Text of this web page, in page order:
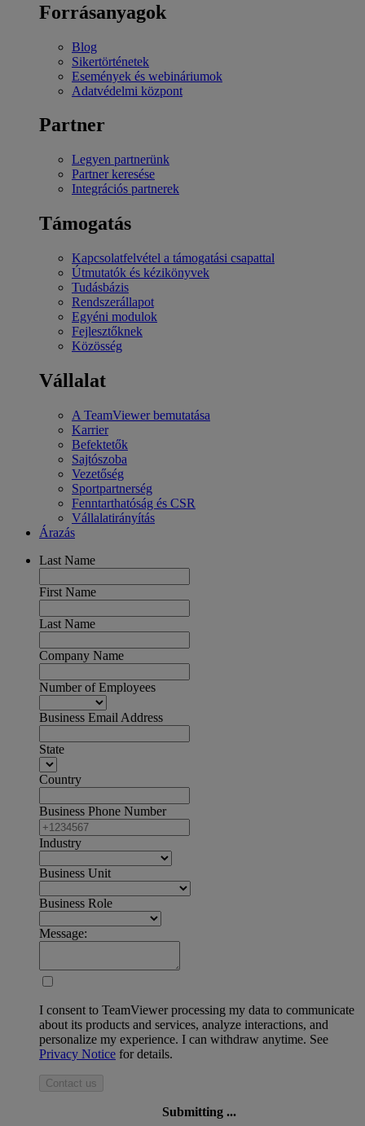
Forrásanyagok
Blog
Sikertörténetek
Események és webináriumok
Adatvédelmi központ
Partner
Legyen partnerünk
Partner keresése
Integrációs partnerek
Támogatás
Kapcsolatfelvétel a támogatási csapattal
Útmutatók és kézikönyvek
Tudásbázis
Rendszerállapot
Egyéni modulok
Fejlesztőknek
Közösség
Vállalat
A TeamViewer bemutatása
Karrier
Befektetők
Sajtószoba
Vezetőség
Sportpartnerség
Fenntarthatóság és CSR
Vállalatirányítás
Árazás
Last Name
First Name
Last Name
Company Name
Number of Employees
Business Email Address
State
Country
Business Phone Number
Industry
Business Unit
Business Role
Message:
I consent to TeamViewer processing my data to communicate
about its products and services, analyze interactions, and
personalize my experience. I can withdraw anytime. See
Privacy Notice for details.
Contact us
Submitting ...